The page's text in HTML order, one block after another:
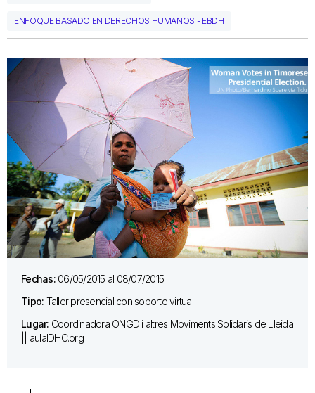
ENFOQUE BASADO EN DERECHOS HUMANOS - EBDH
Fechas: 06/05/2015 al 08/07/2015
Tipo: Taller presencial con soporte virtual
Lugar: Coordinadora ONGD i altres Moviments Solidaris de Lleida
|| aulaIDHC.org